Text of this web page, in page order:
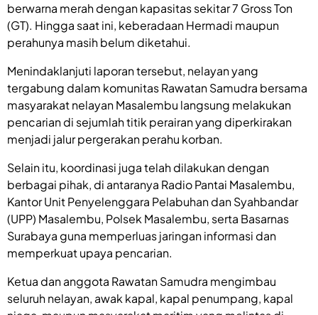
berwarna merah dengan kapasitas sekitar 7 Gross Ton
(GT). Hingga saat ini, keberadaan Hermadi maupun
perahunya masih belum diketahui.
Menindaklanjuti laporan tersebut, nelayan yang
tergabung dalam komunitas Rawatan Samudra bersama
masyarakat nelayan Masalembu langsung melakukan
pencarian di sejumlah titik perairan yang diperkirakan
menjadi jalur pergerakan perahu korban.
Selain itu, koordinasi juga telah dilakukan dengan
berbagai pihak, di antaranya Radio Pantai Masalembu,
Kantor Unit Penyelenggara Pelabuhan dan Syahbandar
(UPP) Masalembu, Polsek Masalembu, serta Basarnas
Surabaya guna memperluas jaringan informasi dan
memperkuat upaya pencarian.
Ketua dan anggota Rawatan Samudra mengimbau
seluruh nelayan, awak kapal, kapal penumpang, kapal